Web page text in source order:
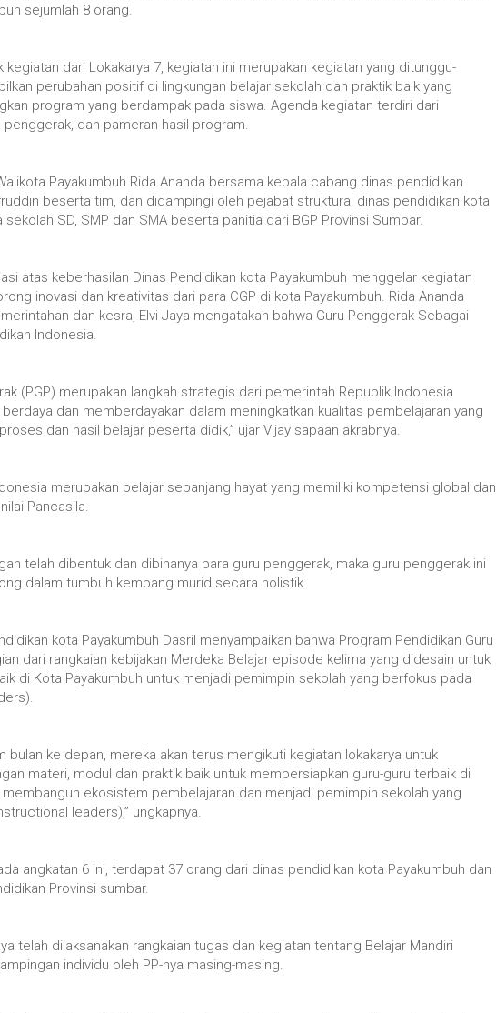
sejumlah 8 orang.
kegiatan dari Lokakarya 7, kegiatan ini merupakan kegiatan yang ditunggu-
perubahan positif di lingkungan belajar sekolah dan praktik baik yang
program yang berdampak pada siswa. Agenda kegiatan terdiri dari
dan pameran hasil program.
Payakumbuh Rida Ananda bersama kepala cabang dinas pendidikan
beserta tim, dan didampingi oleh pejabat struktural dinas pendidikan kota
SD, SMP dan SMA beserta panitia dari BGP Provinsi Sumbar.
atas keberhasilan Dinas Pendidikan kota Payakumbuh menggelar kegiatan
inovasi dan kreativitas dari para CGP di kota Payakumbuh. Rida Ananda
dan kesra, Elvi Jaya mengatakan bahwa Guru Penggerak Sebagai
Indonesia.
(PGP) merupakan langkah strategis dari pemerintah Republik Indonesia
dan memberdayakan dalam meningkatkan kualitas pembelajaran yang
dan hasil belajar peserta didik,” ujar Vijay sapaan akrabnya.
merupakan pelajar sepanjang hayat yang memiliki kompetensi global dan
Pancasila.
telah dibentuk dan dibinanya para guru penggerak, maka guru penggerak ini
dalam tumbuh kembang murid secara holistik.
kota Payakumbuh Dasril menyampaikan bahwa Program Pendidikan Guru
dari rangkaian kebijakan Merdeka Belajar episode kelima yang didesain untuk
di Kota Payakumbuh untuk menjadi pemimpin sekolah yang berfokus pada
bulan ke depan, mereka akan terus mengikuti kegiatan lokakarya untuk
materi, modul dan praktik baik untuk mempersiapkan guru-guru terbaik di
ekosistem pembelajaran dan menjadi pemimpin sekolah yang
leaders),” ungkapnya.
angkatan 6 ini, terdapat 37 orang dari dinas pendidikan kota Payakumbuh dan
Provinsi sumbar.
telah dilaksanakan rangkaian tugas dan kegiatan tentang Belajar Mandiri
individu oleh PP-nya masing-masing.